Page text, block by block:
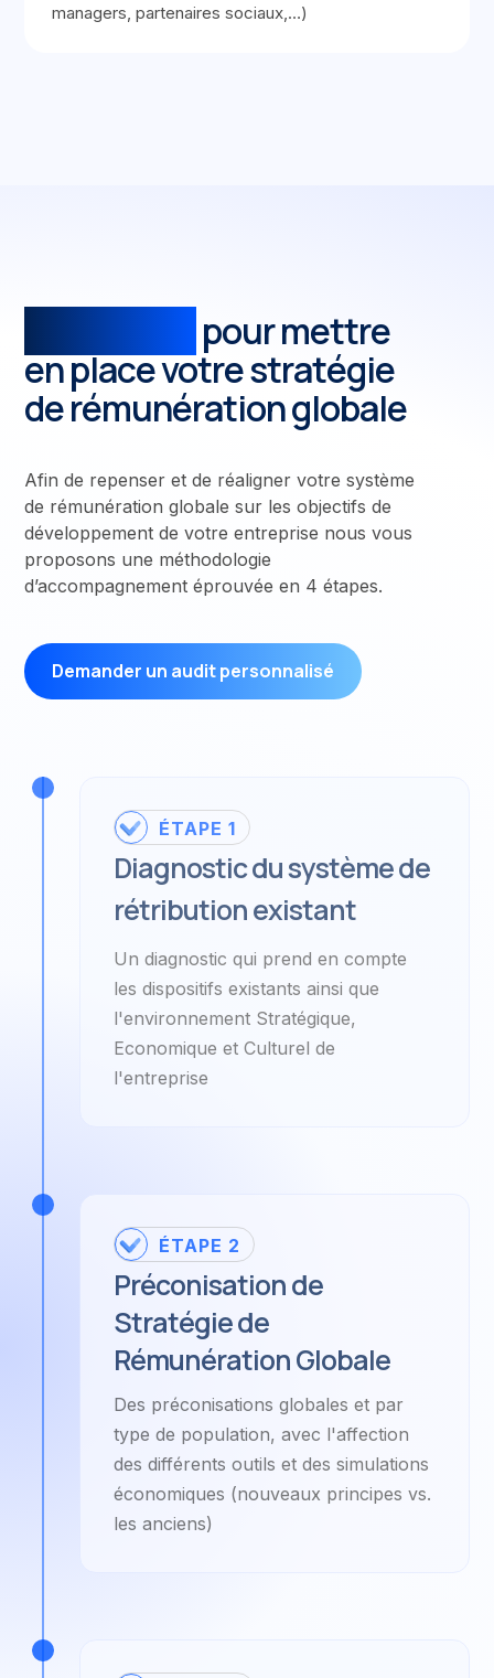
managers, partenaires sociaux,…)
pour mettre
en place votre stratégie
de rémunération globale
Afin de repenser et de réaligner votre système
de rémunération globale sur les objectifs de
développement de votre entreprise nous vous
proposons une méthodologie
d’accompagnement éprouvée en 4 étapes.
Demander un audit personnalisé
ÉTAPE 1
Diagnostic du système de
rétribution existant
Un diagnostic qui prend en compte
les dispositifs existants ainsi que
l'environnement Stratégique,
Economique et Culturel de
l'entreprise
ÉTAPE 2
Préconisation de
Stratégie de
Rémunération Globale
Des préconisations globales et par
type de population, avec l'affection
des différents outils et des simulations
économiques (nouveaux principes vs.
les anciens)